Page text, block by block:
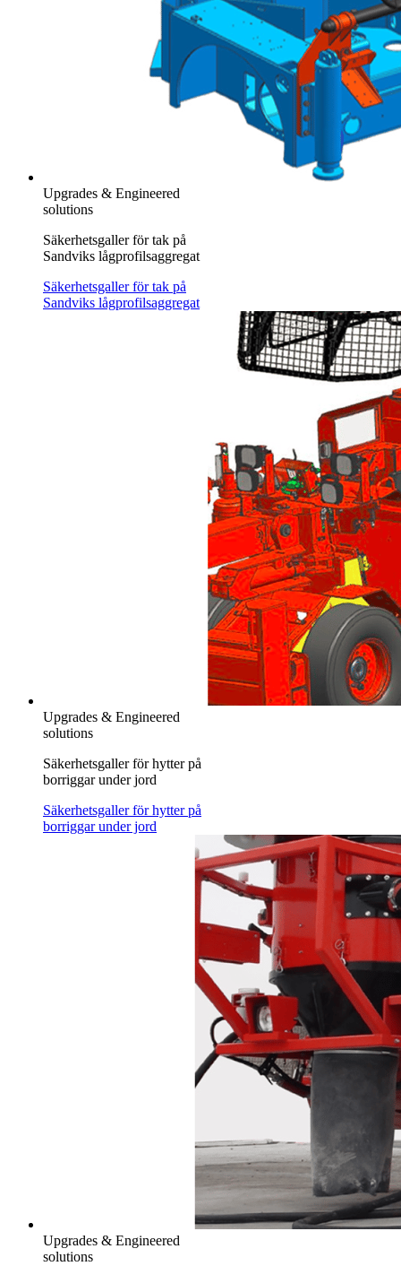
Upgrades & Engineered
solutions
Säkerhetsgaller för tak på
Sandviks lågprofilsaggregat
Säkerhetsgaller för tak på
Sandviks lågprofilsaggregat
Upgrades & Engineered
solutions
Säkerhetsgaller för hytter på
borriggar under jord
Säkerhetsgaller för hytter på
borriggar under jord
Upgrades & Engineered
solutions